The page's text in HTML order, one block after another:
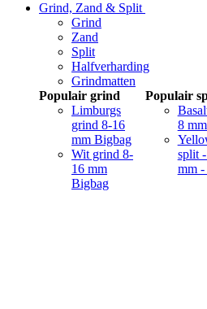
Grind, Zand & Split
Grind
Zand
Split
Halfverharding
Grindmatten
Populair grind
Limburgs
grind 8-16
mm Bigbag
Wit grind 8-
16 mm
Bigbag
Populair
8
split
mm